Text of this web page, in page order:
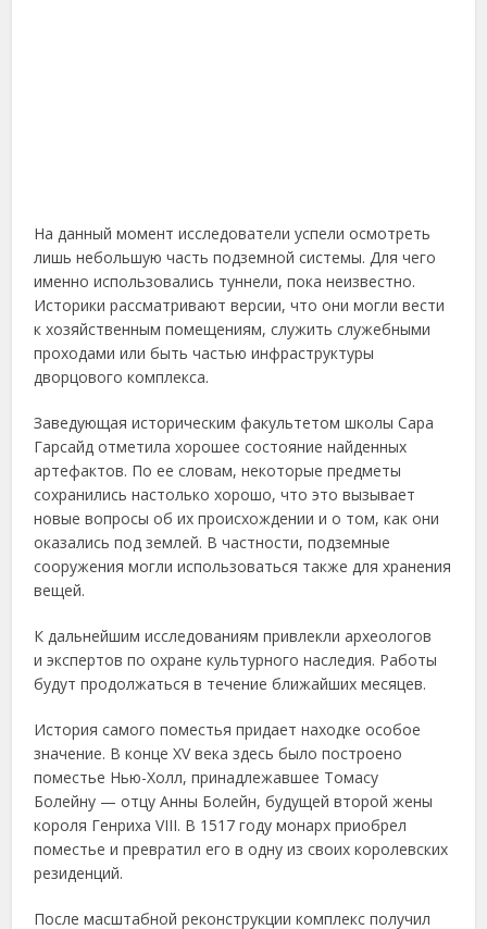
На данный момент исследователи успели осмотреть
лишь небольшую часть подземной системы. Для чего
именно использовались туннели, пока неизвестно.
Историки рассматривают версии, что они могли вести
к хозяйственным помещениям, служить служебными
проходами или быть частью инфраструктуры
дворцового комплекса.
Заведующая историческим факультетом школы Сара
Гарсайд отметила хорошее состояние найденных
артефактов. По ее словам, некоторые предметы
сохранились настолько хорошо, что это вызывает
новые вопросы об их происхождении и о том, как они
оказались под землей. В частности, подземные
сооружения могли использоваться также для хранения
вещей.
К дальнейшим исследованиям привлекли археологов
и экспертов по охране культурного наследия. Работы
будут продолжаться в течение ближайших месяцев.
История самого поместья придает находке особое
значение. В конце XV века здесь было построено
поместье Нью-Холл, принадлежавшее Томасу
Болейну — отцу Анны Болейн, будущей второй жены
короля Генриха VIII. В 1517 году монарх приобрел
поместье и превратил его в одну из своих королевских
резиденций.
После масштабной реконструкции комплекс получил